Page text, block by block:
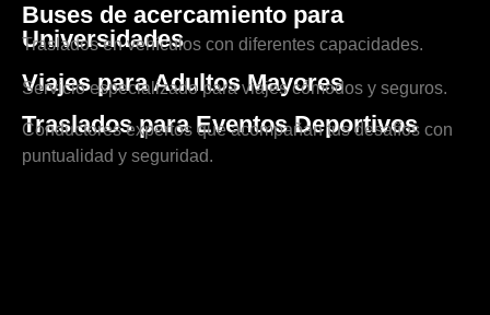
Buses de acercamiento para
Universidades
Traslados en vehículos con diferentes capacidades.
Viajes para Adultos Mayores
Servicio especializado para viajes cómodos y seguros.
Traslados para Eventos Deportivos
Conductores expertos que acompañan tus desafíos con
puntualidad y seguridad.